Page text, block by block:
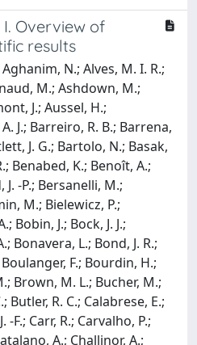
I. Overview of
results
N.; Alves, M. I. R.;
M.; Ashdown, M.;
J.; Aussel, H.;
J.; Barreiro, R. B.; Barrena,
J. G.; Bartolo, N.; Basak,
Benabed, K.; Benoît, A.;
-P.; Bersanelli, M.;
M.; Bielewicz, P.;
Bobin, J.; Bock, J. J.;
Bonavera, L.; Bond, J. R.;
F.; Bourdin, H.;
Brown, M. L.; Bucher, M.;
Butler, R. C.; Calabrese, E.;
F.; Carr, R.; Carvalho, P.;
A.; Challinor, A.;